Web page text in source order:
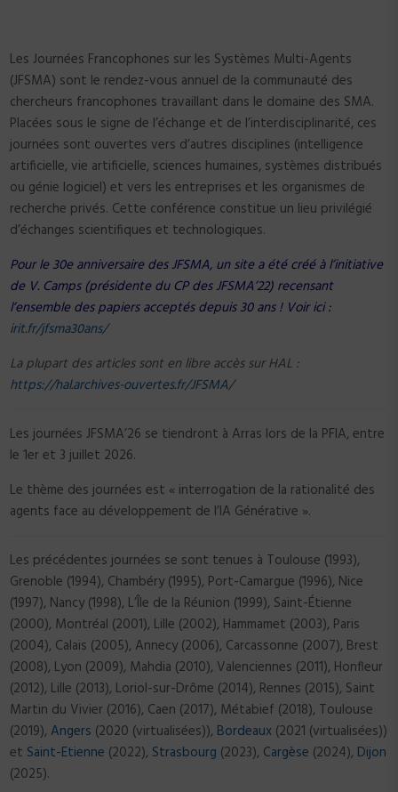
Les Journées Francophones sur les Systèmes Multi-Agents
(JFSMA) sont le rendez-vous annuel de la communauté des
chercheurs francophones travaillant dans le domaine des SMA.
Placées sous le signe de l’échange et de l’interdisciplinarité, ces
journées sont ouvertes vers d’autres disciplines (intelligence
artificielle, vie artificielle, sciences humaines, systèmes distribués
ou génie logiciel) et vers les entreprises et les organismes de
recherche privés. Cette conférence constitue un lieu privilégié
d’échanges scientifiques et technologiques.
Pour le 30e anniversaire des JFSMA, un site a été créé à l’initiative
de V. Camps (présidente du CP des JFSMA’22) recensant
l’ensemble des papiers acceptés depuis 30 ans ! Voir ici:
irit.fr/jfsma30ans/
La plupart des articles sont en libre accès sur HAL :
https://hal.archives-ouvertes.fr/JFSMA/
Les journées JFSMA’26 se tiendront à Arras lors de la PFIA, entre
le 1er et 3 juillet 2026.
Le thème des journées est « interrogation de la rationalité des
agents face au développement de l’IA Générative ».
Les précédentes journées se sont tenues à Toulouse (1993),
Grenoble (1994), Chambéry (1995), Port-Camargue (1996), Nice
(1997), Nancy (1998), L’Île de la Réunion (1999), Saint-Étienne
(2000), Montréal (2001), Lille (2002), Hammamet (2003), Paris
(2004), Calais (2005), Annecy (2006), Carcassonne (2007), Brest
(2008), Lyon (2009), Mahdia (2010), Valenciennes (2011), Honfleur
(2012), Lille (2013), Loriol-sur-Drôme (2014), Rennes (2015), Saint
Martin du Vivier (2016), Caen (2017), Métabief (2018), Toulouse
(2019), Angers (2020 (virtualisées)), Bordeaux (2021 (virtualisées))
et Saint-Etienne (2022), Strasbourg (2023), Cargèse (2024), Dijon
(2025).